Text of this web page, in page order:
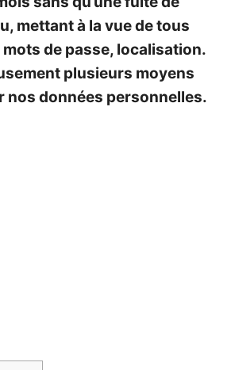
mettant à la vue de tous
de passe, localisation.
plusieurs moyens
nos données personnelles.